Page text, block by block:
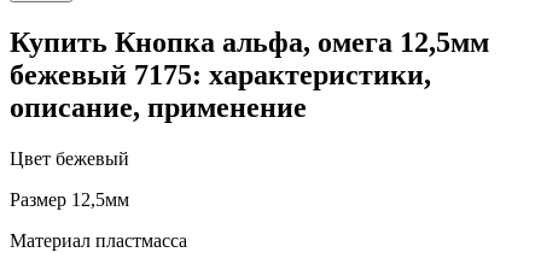
Купить Кнопка альфа, омега 12,5мм
бежевый 7175: характеристики,
описание, применение
Цвет бежевый
Размер 12,5мм
Материал пластмасса